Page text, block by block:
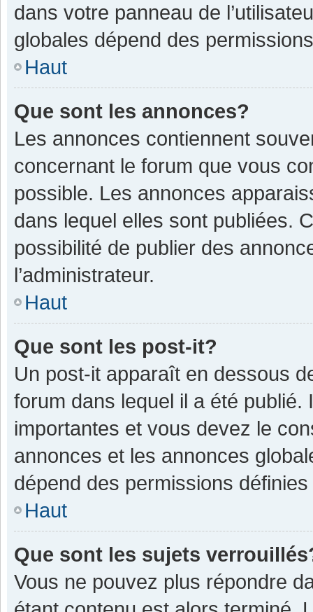
dans votre panneau de
globales dépend des
Haut
Que sont les annonces?
Les annonces contiennent
concernant le forum que vous
possible. Les annonces
dans lequel elles sont publiées.
possibilité de publier des
l’administrateur.
Haut
Que sont les post-it?
Un post-it apparaît en dessous
forum dans lequel il a été
importantes et vous devez le
annonces et les annonces
dépend des permissions définies
Haut
Que sont les sujets
Vous ne pouvez plus répondre